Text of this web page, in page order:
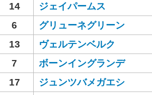
14 ジェイパームス
6 グリューネグリーン
13 ヴェルテンベルク
7 ボーンイングランデ
17 ジュンツバメガエシ